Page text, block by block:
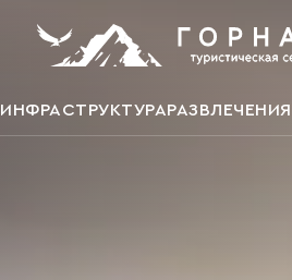
ИНФРАСТРУКТУРАРАЗВЛЕЧЕНИЯ